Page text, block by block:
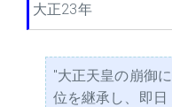
大正23年
"大正天皇の崩御
位を継承し、即